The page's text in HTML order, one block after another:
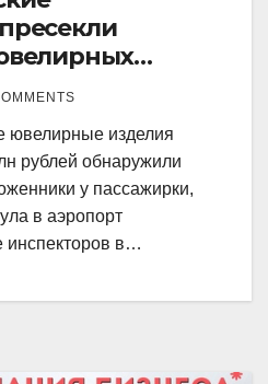
рублей
ювелирные изделия
рублей обнаружили
у пассажирки,
в аэропорт
в…